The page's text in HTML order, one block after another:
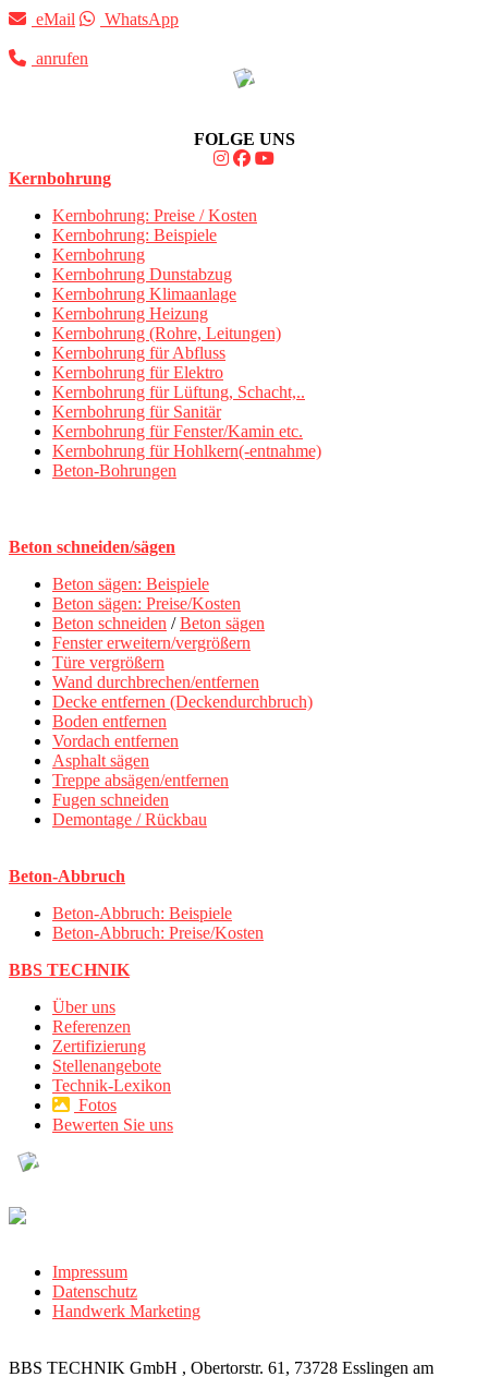
eMail WhatsApp
anrufen
FOLGE UNS
Kernbohrung
Kernbohrung: Preise / Kosten
Kernbohrung: Beispiele
Kernbohrung
Kernbohrung Dunstabzug
Kernbohrung Klimaanlage
Kernbohrung Heizung
Kernbohrung (Rohre, Leitungen)
Kernbohrung für Abfluss
Kernbohrung für Elektro
Kernbohrung für Lüftung, Schacht,..
Kernbohrung für Sanitär
Kernbohrung für Fenster/Kamin etc.
Kernbohrung für Hohlkern(-entnahme)
Beton-Bohrungen
Beton schneiden/sägen
Beton sägen: Beispiele
Beton sägen: Preise/Kosten
Beton schneiden /Beton sägen
Fenster erweitern/vergrößern
Türe vergrößern
Wand durchbrechen/entfernen
Decke entfernen (Deckendurchbruch)
Boden entfernen
Vordach entfernen
Asphalt sägen
Treppe absägen/entfernen
Fugen schneiden
Demontage / Rückbau
Beton-Abbruch
Beton-Abbruch: Beispiele
Beton-Abbruch: Preise/Kosten
BBS TECHNIK
Über uns
Referenzen
Zertifizierung
Stellenangebote
Technik-Lexikon
Fotos
Bewerten Sie uns
Impressum
Datenschutz
Handwerk Marketing
BBS TECHNIK GmbH , Obertorstr. 61, 73728 Esslingen am